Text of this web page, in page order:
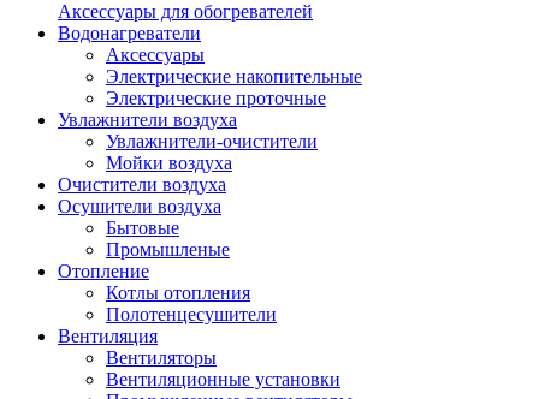
Аксессуары для обогревателей
Водонагреватели
Аксессуары
Электрические накопительные
Электрические проточные
Увлажнители воздуха
Увлажнители-очистители
Мойки воздуха
Очистители воздуха
Осушители воздуха
Бытовые
Промышленые
Отопление
Котлы отопления
Полотенцесушители
Вентиляция
Вентиляторы
Вентиляционные установки